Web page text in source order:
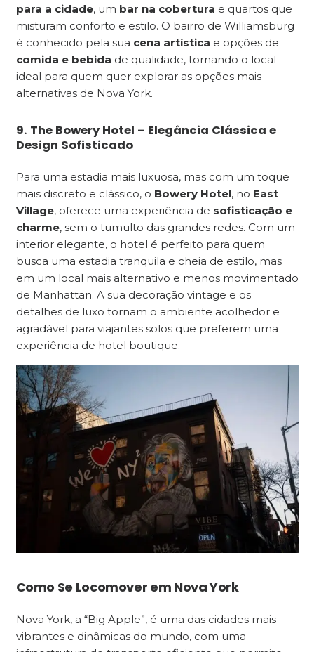
para a cidade, um bar na cobertura e quartos que
misturam conforto e estilo. O bairro de Williamsburg
é conhecido pela sua cena artística e opções de
comida e bebida de qualidade, tornando o local
ideal para quem quer explorar as opções mais
alternativas de Nova York.
9. The Bowery Hotel – Elegância Clássica e
Design Sofisticado
Para uma estadia mais luxuosa, mas com um toque
mais discreto e clássico, o Bowery Hotel, no East
Village, oferece uma experiência de sofisticação e
charme, sem o tumulto das grandes redes. Com um
interior elegante, o hotel é perfeito para quem
busca uma estadia tranquila e cheia de estilo, mas
em um local mais alternativo e menos movimentado
de Manhattan. A sua decoração vintage e os
detalhes de luxo tornam o ambiente acolhedor e
agradável para viajantes solos que preferem uma
experiência de hotel boutique.
Como Se Locomover em Nova York
Nova York, a “Big Apple”, é uma das cidades mais
vibrantes e dinâmicas do mundo, com uma